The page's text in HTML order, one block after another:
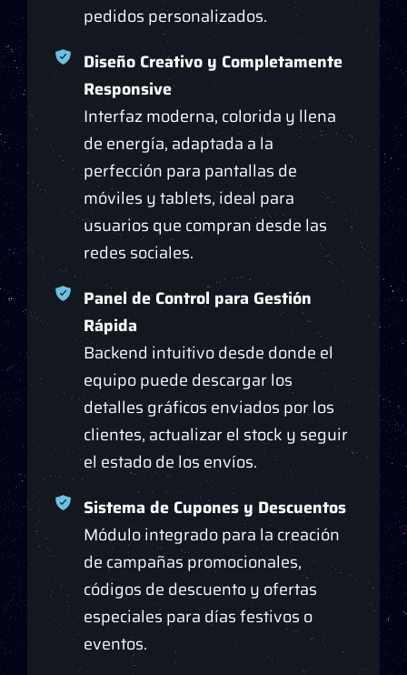
pedidos personalizados.
Diseño Creativo y Completamente
Responsive
Interfaz moderna, colorida y llena
de energía, adaptada a la
perfección para pantallas de
móviles y tablets, ideal para
usuarios que compran desde las
redes sociales.
Panel de Control para Gestión
Rápida
Backend intuitivo desde donde el
equipo puede descargar los
detalles gráficos enviados por los
clientes, actualizar el stock y seguir
el estado de los envíos.
Sistema de Cupones y Descuentos
Módulo integrado para la creación
de campañas promocionales,
códigos de descuento y ofertas
especiales para días festivos o
eventos.